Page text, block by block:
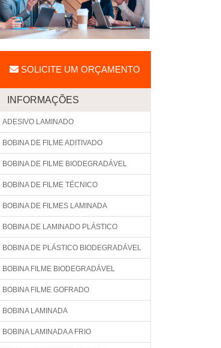
SOLICITE UM ORÇAMENTO
INFORMAÇÕES
ADESIVO LAMINADO
BOBINA DE FILME ADITIVADO
BOBINA DE FILME BIODEGRADÁVEL
BOBINA DE FILME TÉCNICO
BOBINA DE FILMES LAMINADA
BOBINA DE LAMINADO PLÁSTICO
BOBINA DE PLÁSTICO BIODEGRADÁVEL
BOBINA FILME BIODEGRADÁVEL
BOBINA FILME GOFRADO
BOBINA LAMINADA
BOBINA LAMINADA A FRIO